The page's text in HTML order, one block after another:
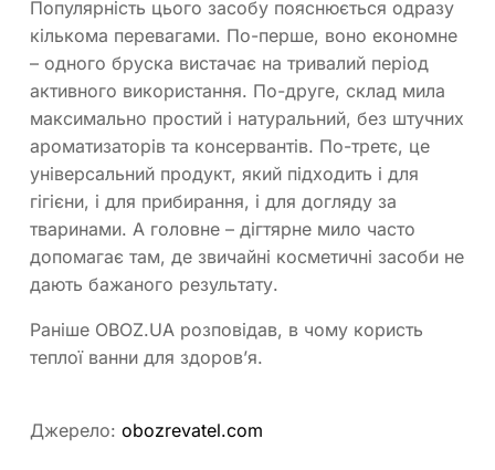
Популярність цього засобу пояснюється одразу
кількома перевагами. По-перше, воно економне
– одного бруска вистачає на тривалий період
активного використання. По-друге, склад мила
максимально простий і натуральний, без штучних
ароматизаторів та консервантів. По-третє, це
універсальний продукт, який підходить і для
гігієни, і для прибирання, і для догляду за
тваринами. А головне – дігтярне мило часто
допомагає там, де звичайні косметичні засоби не
дають бажаного результату.
Раніше OBOZ.UA розповідав, в чому користь
теплої ванни для здоров’я.
Джерело: obozrevatel.com